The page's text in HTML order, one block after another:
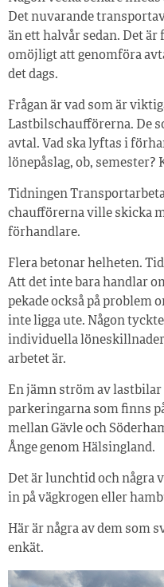
Det nuvarande
än ett halvår sedan. Det
omöjligt att genomföra
det dags.
Frågan är vad som är
Lastbilschaufförerna. De
avtal. Vad ska lyftas i
lönepåslag, ob, semester?
Tidningen
chaufförerna ville skicka
förhandlare.
Flera betonar helheten.
Att det inte bara handlar
pekade också på problem
inte ligga ute. Någon
individuella
arbetet är.
En jämn ström av lastbilar
parkeringarna som finns
mellan Gävle och
Ånge genom Hälsingland.
Det är lunchtid och några
in på vägkrogen eller
Här är några av dem som
enkät.